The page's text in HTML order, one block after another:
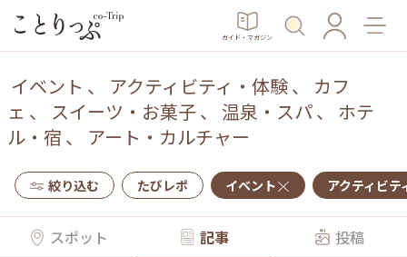
ガイド・マガジン
イベント 、 アクティビティ・体験、 カフ
ェ 、 スイーツ・お菓子、 温泉・スパ、 ホテ
ル・宿 、 アート・カルチャー
絞り込む たびレポ イベント アクティビテ
スポット 記事 投稿